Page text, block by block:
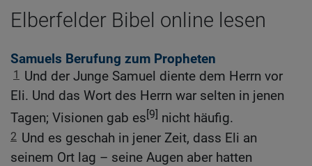
Elberfelder Bibel online lesen
Samuels Berufung zum Propheten
1
Und der Junge Samuel diente dem Herrn vor
Eli. Und das Wort des Herrn war selten in jenen
Tagen; Visionen gab es[9] nicht häufig.
2 Und es geschah in jener Zeit, dass Eli an
seinem Ort lag – seine Augen aber hatten